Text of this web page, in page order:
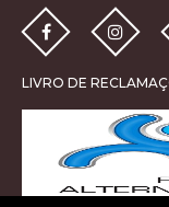
LIVRO DE